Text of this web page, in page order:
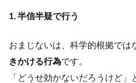
1. 半信半疑で行う
おまじないは、科学的根拠では
きかける行為です。
「どうせ効かないだろうけど